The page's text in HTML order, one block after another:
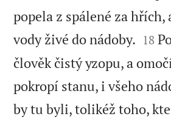
popela z spálené za hřích,
vody živé do nádoby. 

18
člověk čistý yzopu, a
pokropí stanu, i všeho
by tu byli, tolikéž toho,